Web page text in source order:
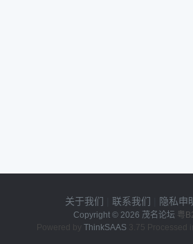
关于我们 联系我们 隐私申
Copyright © 2026 茂名论坛 粤
Powered by ThinkSAAS3.75 Processed